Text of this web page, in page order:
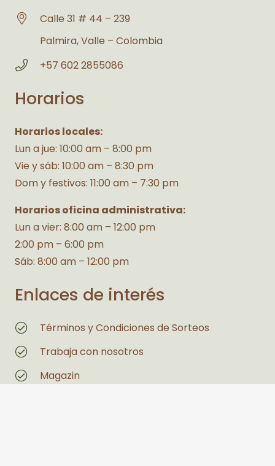
Calle 31 # 44 – 239
Palmira, Valle – Colombia
+57 602 2855086
Horarios
Horarios locales:
Lun a jue: 10:00 am – 8:00 pm
Vie y sáb: 10:00 am – 8:30 pm
Dom y festivos: 11:00 am – 7:30 pm
Horarios oficina administrativa:
Lun a vier: 8:00 am – 12:00 pm
2:00 pm – 6:00 pm
Sáb: 8:00 am – 12:00 pm
Enlaces de interés
Términos y Condiciones de Sorteos
Trabaja con nosotros
Magazin